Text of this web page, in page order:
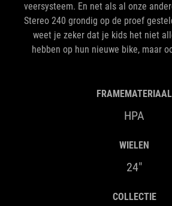
veersysteem. En net als al onze
Stereo 240 grondig op de proef
weet je zeker dat je kids het niet
hebben op hun nieuwe bike, maar
FRAMEMATERIAAL
HPA
WIELEN
24"
COLLECTIE